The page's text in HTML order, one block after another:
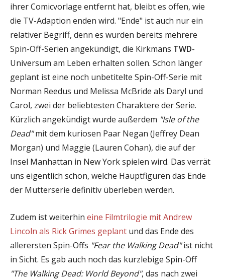
ihrer Comicvorlage entfernt hat, bleibt es offen, wie
die TV-Adaption enden wird. "Ende" ist auch nur ein
relativer Begriff, denn es wurden bereits mehrere
Spin-Off-Serien angekündigt, die Kirkmans TWD-
Universum am Leben erhalten sollen. Schon länger
geplant ist eine noch unbetitelte Spin-Off-Serie mit
Norman Reedus und Melissa McBride als Daryl und
Carol, zwei der beliebtesten Charaktere der Serie.
Kürzlich angekündigt wurde außerdem "Isle of the
Dead"mit dem kuriosen Paar Negan (Jeffrey Dean
Morgan) und Maggie (Lauren Cohan), die auf der
Insel Manhattan in New York spielen wird. Das verrät
uns eigentlich schon, welche Hauptfiguren das Ende
der Mutterserie definitiv überleben werden.
Zudem ist weiterhin eine Filmtrilogie mit Andrew
Lincoln als Rick Grimes geplant und das Ende des
allerersten Spin-Offs "Fear the Walking Dead"ist nicht
in Sicht. Es gab auch noch das kurzlebige Spin-Off
"The Walking Dead: World Beyond", das nach zwei